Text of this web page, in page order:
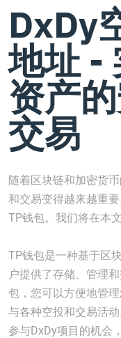
DxDy
地址 -
资产
交易
随着区块链和加密货
和交易变得越来越重
TP钱包。我们将在本
TP钱包是一种基于区
户提供了存储、管理
包，您可以方便地管
与各种空投和交易活
参与DxDy项目的机会